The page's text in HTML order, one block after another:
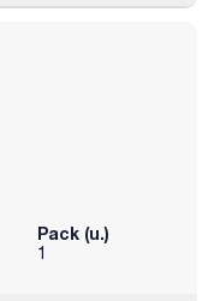
Pack (u.)
1